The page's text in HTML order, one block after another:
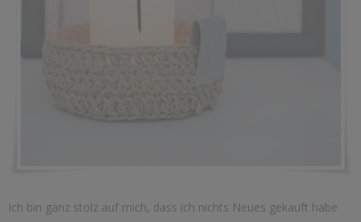
Ich bin ganz stolz auf mich, dass ich nichts Neues gekauft habe